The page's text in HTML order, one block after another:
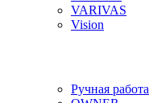
VARIVAS
Vision
Ручная работа